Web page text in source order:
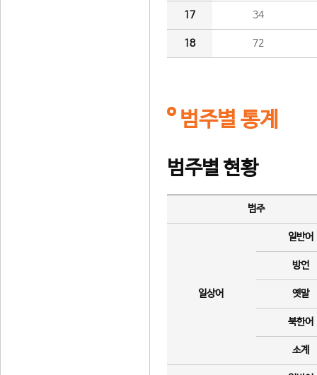
17 34
18 72
범주별 통계
범주별 현황
범주
일상어
일반어
방언
옛말
북한어
소계